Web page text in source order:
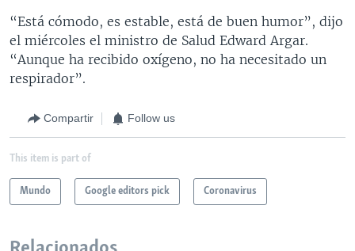
“Está cómodo, es estable, está de buen humor”, dijo
el miércoles el ministro de Salud Edward Argar.
“Aunque ha recibido oxígeno, no ha necesitado un
respirador”.
Compartir Follow us
This item is part of
Mundo Google editors pick Coronavirus